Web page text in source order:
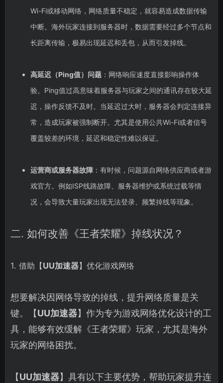
Wi-Fi或移动网络，网络质量不稳定，就容易造成数据传输
中断。海外玩家连接到服务器时，数据需要经过多个节点和
长距离传输，极易出现延迟和丢包，从而引发掉线。
高延迟（Ping值）问题：网络响应速度直接影响操作体
验。Ping值过高意味着服务器与玩家之间的通讯存在较大延
迟，操作反馈不及时。当延迟过大时，服务器会判定连接异
常，造成玩家被强制断开。尤其是使用公共Wi-Fi或者信号
覆盖较差的环境，延迟和稳定性难以保证。
运营商或服务器故障：有时候，问题源自网络供应商或者游
戏官方。例如ISP线路故障、服务器维护或系统过载等情
况，会导致大量玩家出现无法登录、频繁掉线等现象。
二. 如何改善《王者荣耀》掉线状况？
1. 借助【UU加速器】优化游戏网络
想要解决因网络导致的掉线，提升网络质量是关
键。【UU加速器】作为专为游戏网络优化设计的工
具，能够有效缓解《王者荣耀》玩家，尤其是海外
玩家的网络困扰。
【UU加速器】具有以下主要优势，帮助玩家提升连